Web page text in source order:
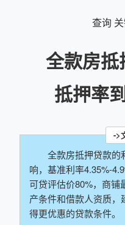
查询 关
全款房
抵押率
全款房抵押贷款的
响，基准利率4.35%-
可贷评估价80%，商铺
产条件和借款人资质
得更优惠的贷款条件。